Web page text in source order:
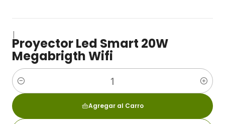
|
Proyector Led Smart 20W
Megabrigth Wifi
Cantidad
Agregar al Carro